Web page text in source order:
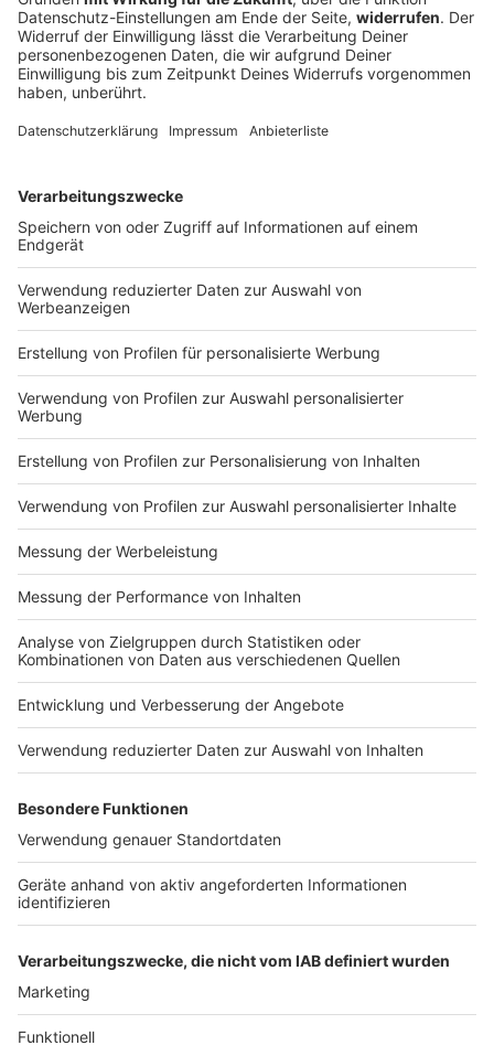
Kabadayi nach Kroatien
Der FC Augsburg rackert im Trainingslager. Mit
schweren Beinen gelingt Manuel Baums Mannschaft
Erstligisten.
DEINE GEMERKTEN ARTIKEL
Du hast dir noch keine Artikel gemerkt
Markiere sie hierfür mit einem
Impressum
Nutzungsbedingungen
Jobs
Presse
Werben
Archiv
ANTENNE BAYERN GROUP
Stiftung ANTENNE BAYERN
hilft
Teilnahmebedingungen
Grounding Page ANTENNE
BAYERN
Kontakt
Studio-Hotline
Verkehrs-Hotline
Newsletter